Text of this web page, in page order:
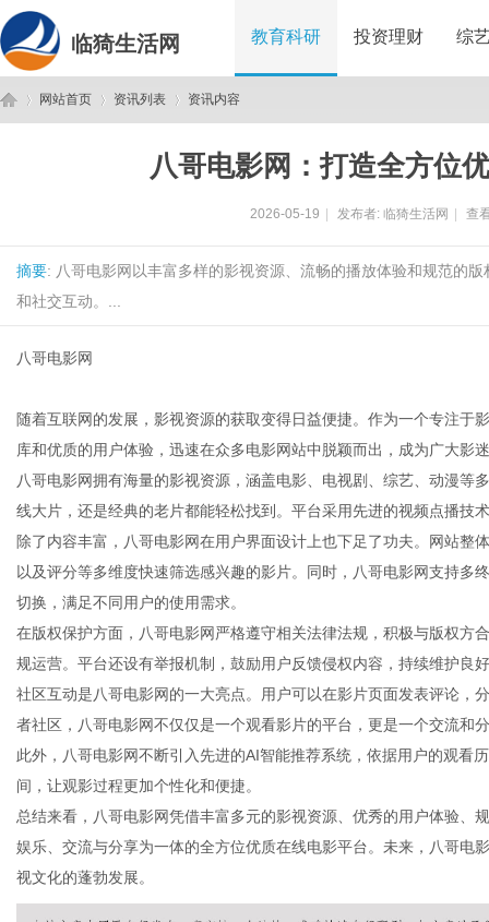
临猗生活网 教育科研 投资理财 综
网站首页 资讯列表 资讯内容
八哥电影网：打造全方位
2026-05-19 发布者: 临猗生活网 查
摘要: 八哥电影网以丰富多样的影视资源、流畅的播放体验和规范的
和社交互动。...
八哥电影网
随着互联网的发展，影视资源的获取变得日益便捷。作为一个专注于
库和优质的用户体验，迅速在众多电影网站中脱颖而出，成为广大影
八哥电影网拥有海量的影视资源，涵盖电影、电视剧、综艺、动漫等
线大片，还是经典的老片都能轻松找到。平台采用先进的视频点播技
除了内容丰富，八哥电影网在用户界面设计上也下足了功夫。网站整
以及评分等多维度快速筛选感兴趣的影片。同时，八哥电影网支持多
切换，满足不同用户的使用需求。
在版权保护方面，八哥电影网严格遵守相关法律法规，积极与版权方
规运营。平台还设有举报机制，鼓励用户反馈侵权内容，持续维护良
社区互动是八哥电影网的一大亮点。用户可以在影片页面发表评论，
者社区，八哥电影网不仅仅是一个观看影片的平台，更是一个交流和
此外，八哥电影网不断引入先进的AI智能推荐系统，依据用户的观看
间，让观影过程更加个性化和便捷。
总结来看，八哥电影网凭借丰富多元的影视资源、优秀的用户体验、
娱乐、交流与分享为一体的全方位优质在线电影平台。未来，八哥电
视文化的蓬勃发展。